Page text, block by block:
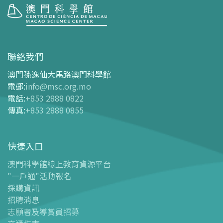
開放時間
交通指南
購票指南
- 網上購票
- 門票及優惠表
導覽圖
- 導覽圖
- 澳科館微定位導覽
場館設施
- 科學館兒童世界
聯絡我們
澳門孫逸仙大馬路澳門科學館
電郵:info@msc.org.mo
電話:+853 2888 0822
傳真:+853 2888 0855
快捷入口
澳門科學館線上教育資源平台
"一戶通"活動報名
採購資訊
招聘消息
志願者及導賞員招募